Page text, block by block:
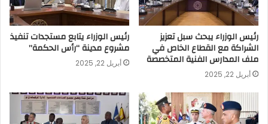
رئيس الوزراء يبحث سبل تعزيز
الشراكة مع القطاع الخاص في
ملف المدارس الفنية المتخصصة
أبريل 22, 2025
رئيس الوزراء يتابع مستجدات تنفيذ
مشروع مدينة “رأس الحكمة”
أبريل 22, 2025